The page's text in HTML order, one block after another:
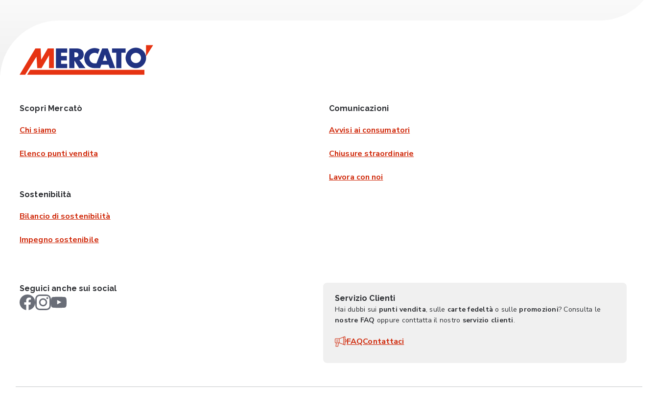
Scopri Mercatò
Chi siamo
Elenco punti vendita
Comunicazioni
Avvisi ai consumatori
Chiusure straordinarie
Lavora con noi
Sostenibilità
Bilancio di sostenibilità
Impegno sostenibile
Seguici anche sui social
Servizio Clienti
Hai dubbi sui punti vendita, sulle carte fedeltà o sulle promozioni? Consulta le
nostre FAQ oppure conttatta il nostro servizio clienti.
FAQContattaci